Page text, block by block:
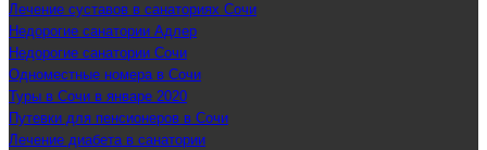
Лечение суставов в санаториях Сочи
Недорогие санатории Адлер
Недорогие санатории Сочи
Одноместные номера в Сочи
Туры в Сочи в январе 2020
Путевки для пенсионеров в Сочи
Лечение диабета в санатории